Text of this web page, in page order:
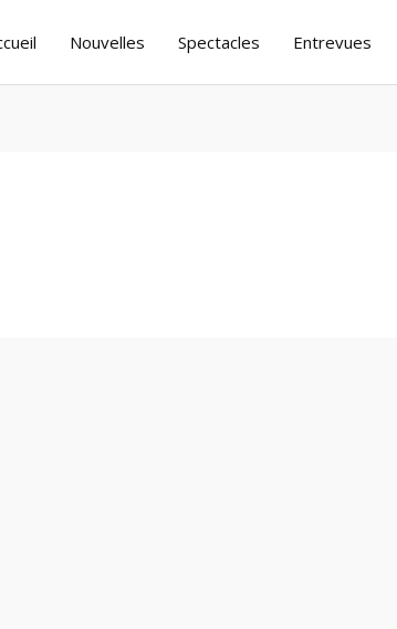
Nouvelles Spectacles Entrevues